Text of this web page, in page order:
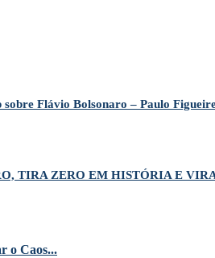
Flávio Bolsonaro – Paulo
TIRA ZERO EM HISTÓRIA E
o Caos...